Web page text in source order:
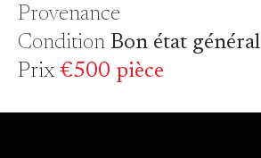
Provenance
Condition Bon état général
Prix€500 pièce